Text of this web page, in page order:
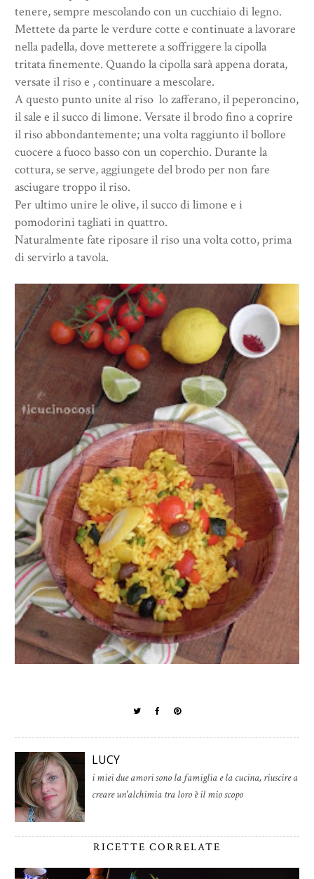
tenere, sempre mescolando con un cucchiaio di legno.
Mettete da parte le verdure cotte e continuate a lavorare
nella padella, dove metterete a soffriggere la cipolla
tritata finemente. Quando la cipolla sarà appena dorata,
versate il riso e , continuare a mescolare.
A questo punto unite al riso lo zafferano, il peperoncino,
il sale e il succo di limone. Versate il brodo fino a coprire
il riso abbondantemente; una volta raggiunto il bollore
cuocere a fuoco basso con un coperchio. Durante la
cottura, se serve, aggiungete del brodo per non fare
asciugare troppo il riso.
Per ultimo unire le olive, il succo di limone e i
pomodorini tagliati in quattro.
Naturalmente fate riposare il riso una volta cotto, prima
di servirlo a tavola.
LUCY
i miei due amori sono la famiglia e la cucina, riuscire a
creare un'alchimia tra loro è il mio scopo
RICETTE CORRELATE